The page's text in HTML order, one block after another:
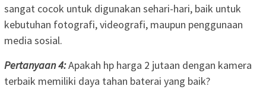
sangat cocok untuk digunakan sehari-hari, baik untuk
kebutuhan fotografi, videografi, maupun penggunaan
media sosial.
Pertanyaan 4:Apakah hp harga 2 jutaan dengan kamera
terbaik memiliki daya tahan baterai yang baik?